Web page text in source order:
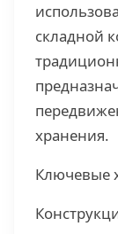
складной
хранения.
Ключевые